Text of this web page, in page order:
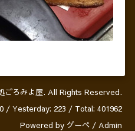
ごろみよ屋. All Rights Reserved.
/ Yesterday: 223 / Total: 401962
Powered by グーペ / Admin